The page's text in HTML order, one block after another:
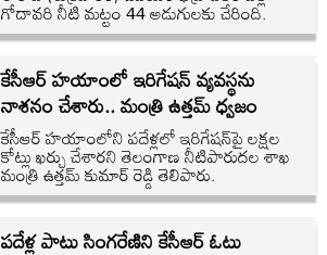
గోదావరి నీటి మట్టం 44 అడుగులకు చేరింది.
కేసీఆర్ హయాంలో ఇరిగేషన్ వ్యవస్థను
నాశనం చేశారు.. మంత్రి ఉత్తమ్ ధ్వజం
కేసీఆర్ హయాంలోని పదేళ్లలో ఇరిగేషన్‌పై లక్షల
కోట్లు ఖర్చు చేశారని తెలంగాణ నీటిపారుదల శాఖ
మంత్రి ఉత్తమ్ కుమార్ రెడ్డి తెలిపారు.
పదేళ్ల పాటు సింగరేణిని కేసీఆర్ ఓటు